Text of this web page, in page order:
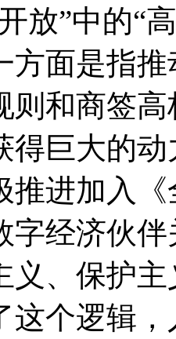
放”中的“
方面是指
则和商签
得巨大的
推进加入
字经济伙
义、保护
这个逻辑